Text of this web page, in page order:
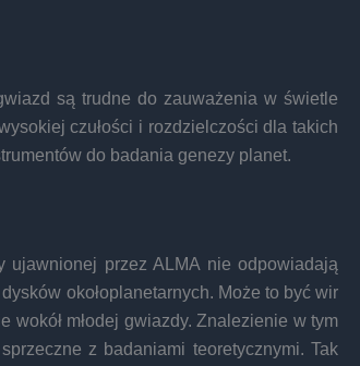
są trudne do zauważenia w świetle
czułości i rozdzielczości dla takich
do badania genezy planet.
ujawnionej przez ALMA nie odpowiadają
okołoplanetarnych. Może to być wir
wokół młodej gwiazdy. Znalezienie w tym
z badaniami teoretycznymi. Tak